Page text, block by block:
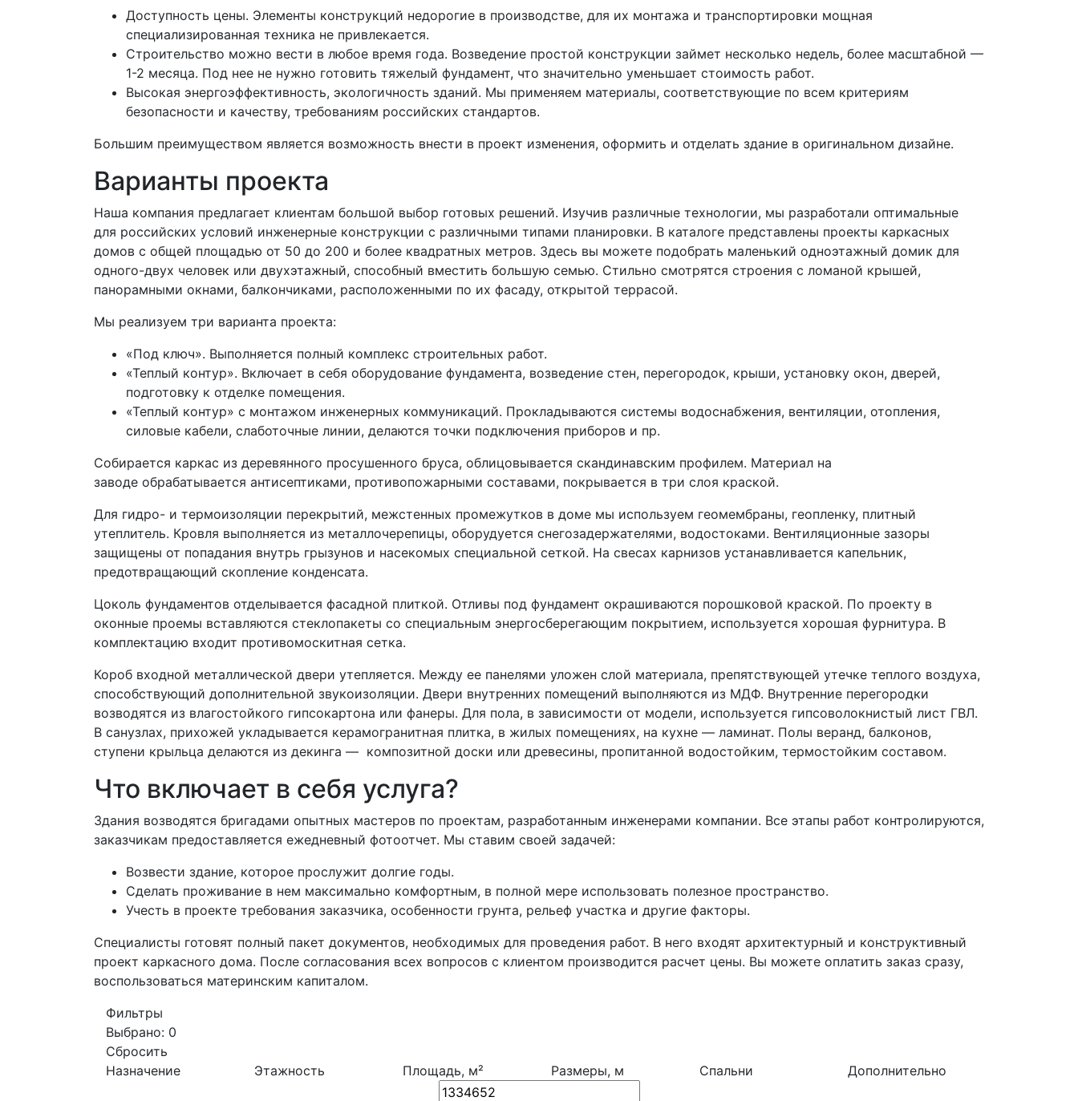
Доступность цены. Элементы конструкций недорогие в производстве, для их монтажа и транспортировки мощная
специализированная техника не привлекается.
Строительство можно вести в любое время года. Возведение простой конструкции займет несколько недель, более масштабной —
1-2 месяца. Под нее не нужно готовить тяжелый фундамент, что значительно уменьшает стоимость работ.
Высокая энергоэффективность, экологичность зданий. Мы применяем материалы, соответствующие по всем критериям
безопасности и качеству, требованиям российских стандартов.
Большим преимуществом является возможность внести в проект изменения, оформить и отделать здание в оригинальном дизайне.
Варианты проекта
Наша компания предлагает клиентам большой выбор готовых решений. Изучив различные технологии, мы разработали оптимальные
для российских условий инженерные конструкции с различными типами планировки. В каталоге представлены проекты каркасных
домов с общей площадью от 50 до 200 и более квадратных метров. Здесь вы можете подобрать маленький одноэтажный домик для
одного-двух человек или двухэтажный, способный вместить большую семью. Стильно смотрятся строения с ломаной крышей,
панорамными окнами, балкончиками, расположенными по их фасаду, открытой террасой.
Мы реализуем три варианта проекта:
«Под ключ». Выполняется полный комплекс строительных работ.
«Теплый контур». Включает в себя оборудование фундамента, возведение стен, перегородок, крыши, установку окон, дверей,
подготовку к отделке помещения.
«Теплый контур» с монтажом инженерных коммуникаций. Прокладываются системы водоснабжения, вентиляции, отопления,
силовые кабели, слаботочные линии, делаются точки подключения приборов и пр.
Собирается каркас из деревянного просушенного бруса, облицовывается скандинавским профилем. Материал на
заводе обрабатывается антисептиками, противопожарными составами, покрывается в три слоя краской.
Для гидро- и термоизоляции перекрытий, межстенных промежутков в доме мы используем геомембраны, геопленку, плитный
утеплитель. Кровля выполняется из металлочерепицы, оборудуется снегозадержателями, водостоками. Вентиляционные зазоры
защищены от попадания внутрь грызунов и насекомых специальной сеткой. На свесах карнизов устанавливается капельник,
предотвращающий скопление конденсата.
Цоколь фундаментов отделывается фасадной плиткой. Отливы под фундамент окрашиваются порошковой краской. По проекту в
оконные проемы вставляются стеклопакеты со специальным энергосберегающим покрытием, используется хорошая фурнитура. В
комплектацию входит противомоскитная сетка.
Короб входной металлической двери утепляется. Между ее панелями уложен слой материала, препятствующей утечке теплого воздуха,
способствующий дополнительной звукоизоляции. Двери внутренних помещений выполняются из МДФ. Внутренние перегородки
возводятся из влагостойкого гипсокартона или фанеры. Для пола, в зависимости от модели, используется гипсоволокнистый лист ГВЛ.
В санузлах, прихожей укладывается керамогранитная плитка, в жилых помещениях, на кухне — ламинат. Полы веранд, балконов,
ступени крыльца делаются из декинга — композитной доски или древесины, пропитанной водостойким, термостойким составом.
Что включает в себя услуга?
Здания возводятся бригадами опытных мастеров по проектам, разработанным инженерами компании. Все этапы работ контролируются,
заказчикам предоставляется ежедневный фотоотчет. Мы ставим своей задачей:
Возвести здание, которое прослужит долгие годы.
Сделать проживание в нем максимально комфортным, в полной мере использовать полезное пространство.
Учесть в проекте требования заказчика, особенности грунта, рельеф участка и другие факторы.
Специалисты готовят полный пакет документов, необходимых для проведения работ. В него входят архитектурный и конструктивный
проект каркасного дома. После согласования всех вопросов с клиентом производится расчет цены. Вы можете оплатить заказ сразу,
воспользоваться материнским капиталом.
Фильтры
Выбрано: 0
Сбросить
Назначение
Этажность Площадь, м² Размеры, м Спальни Дополнительно